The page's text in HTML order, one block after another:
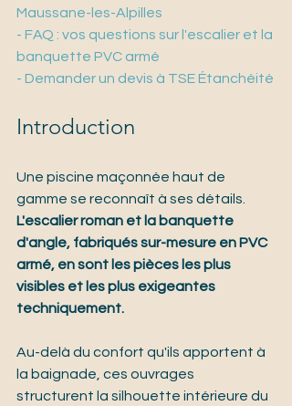
Maussane-les-Alpilles
- FAQ : vos questions sur l'escalier et la
banquette PVC armé
- Demander un devis à TSE Étanchéité
Introduction
Une piscine maçonnée haut de
gamme se reconnaît à ses détails.
L'escalier roman et la banquette
d'angle, fabriqués sur-mesure en PVC
armé, en sont les pièces les plus
visibles et les plus exigeantes
techniquement.
Au-delà du confort qu'ils apportent à
la baignade, ces ouvrages
structurent la silhouette intérieure du